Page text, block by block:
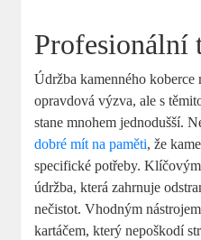
Profesionální
Údržba kamenného koberce
opravdová výzva, ale s
stane mnohem jednodušší.
dobré mít na paměti, že
specifické potřeby.
údržba, která zahrnuje
nečistot. Vhodným
kartáčem, který nepoškodí